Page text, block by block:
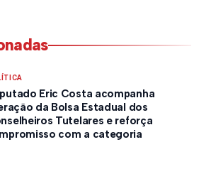
Eric Costa acompanha
da Bolsa Estadual dos
Tutelares e reforça
com a categoria